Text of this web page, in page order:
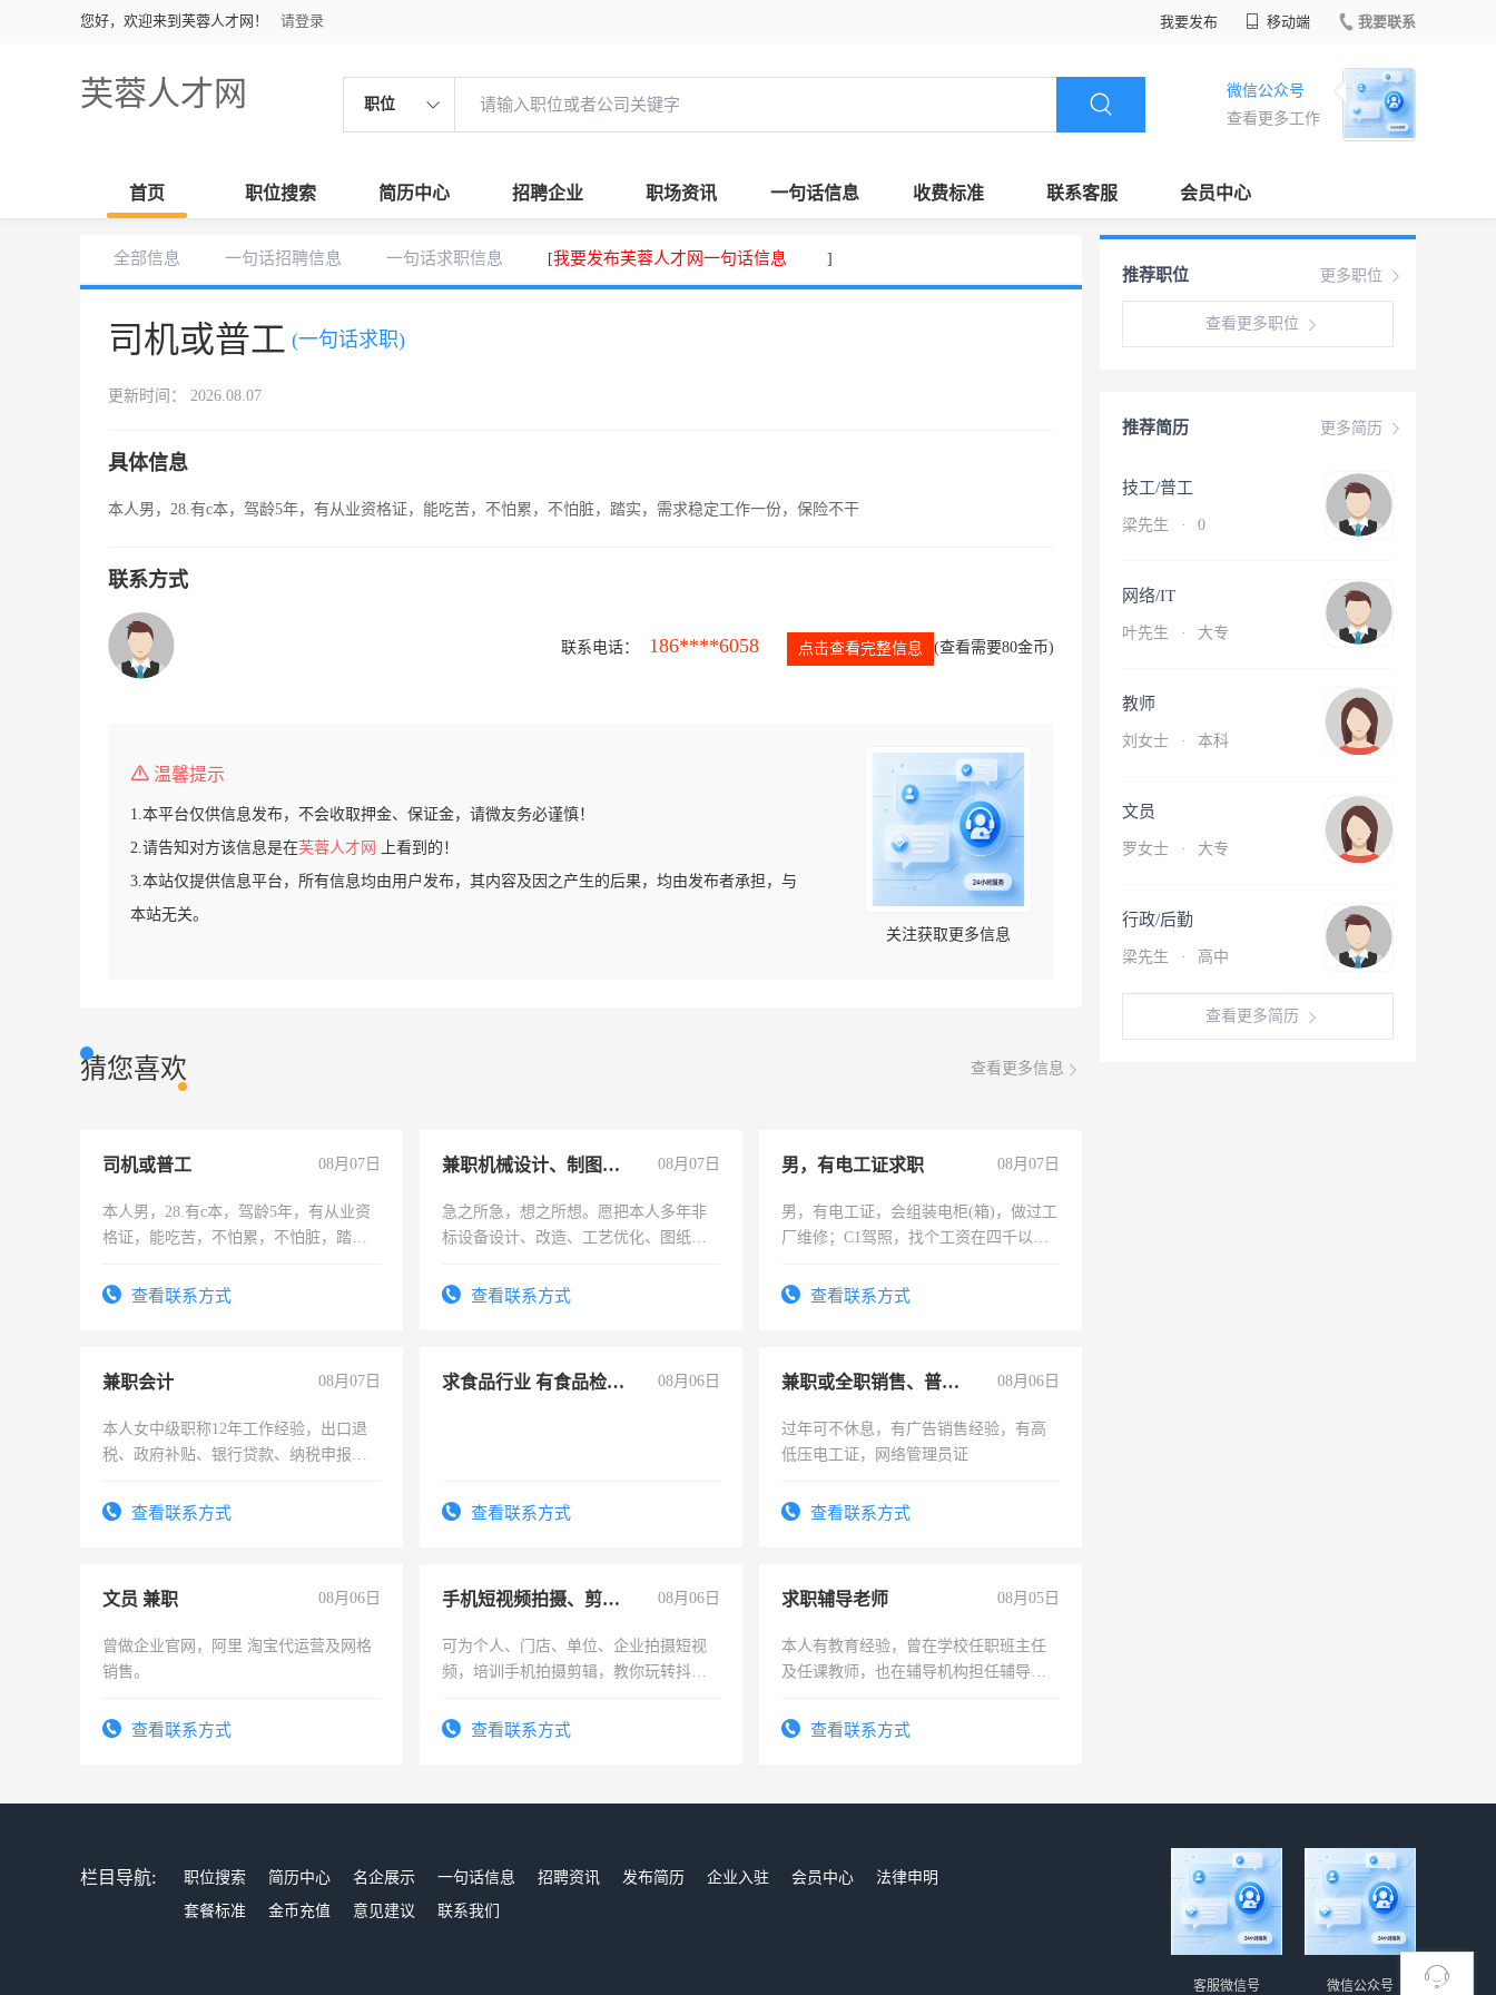
您好，欢迎来到芙蓉人才网！ 请登录 我要发布 移动端 我要联系
芙蓉人才网 职位
微信公众号
查看更多工作
首页 职位搜索 简历中心 招聘企业 职场资讯 一句话信息 收费标准 联系客服 会员中心
全部信息 一句话招聘信息 一句话求职信息 [我要发布芙蓉人才网一句话信息 ]
司机或普工 (一句话求职)
更新时间： 2026.08.07
具体信息
本人男，28.有c本，驾龄5年，有从业资格证，能吃苦，不怕累，不怕脏，踏实，需求稳定工作一份，保险不干
联系方式
联系电话： 186****6058 点击查看完整信息 (查看需要80金币)
温馨提示
1.本平台仅供信息发布，不会收取押金、保证金，请微友务必谨慎！
2.请告知对方该信息是在芙蓉人才网
上看到的！
3.本站仅提供信息平台，所有信息均由用户发布，其内容及因之产生的后果，均由发布者承担，与
本站无关。
关注获取更多信息
猜您喜欢 查看更多信息
司机或普工 08月07日
本人男，28.有c本，驾龄5年，有从业资
格证，能吃苦，不怕累，不怕脏，踏
查看联系方式
兼职机械设计、制图、设备改造 08月07日
急之所急，想之所想。愿把本人多年非
标设备设计、改造、工艺优化、图纸制
结识有识之士，共享未来。
查看联系方式
男，有电工证求职 08月07日
男，有电工证，会组装电柜(箱)，做过工
厂维修；C1驾照，找个工资在四千以
电话查看联系方式
兼职会计 08月07日
本人女中级职称12年工作经验，出口退
税、政府补贴、银行贷款、纳税申报、
务，财务咨询等业务。欲求兼职会计工
查看联系方式
求食品行业 有食品检验员三级证 08月06日
查看联系方式
兼职或全职销售、普工、维修 08月06日
过年可不休息，有广告销售经验，有高
低压电工证，网络管理员证
查看联系方式
文员 兼职 08月06日
曾做企业官网，阿里 淘宝代运营及网格
销售。
查看联系方式
手机短视频拍摄、剪辑、抖音快手 08月06日
可为个人、门店、单位、企业拍摄短视
频，培训手机拍摄剪辑，教你玩转抖音
频，培训手机拍摄剪辑，教你玩转抖
查看联系方式
求职辅导老师 08月05日
本人有教育经验，曾在学校任职班主任
及任课教师，也在辅导机构担任辅导教
查看联系方式
更多职位
推荐职位
查看更多职位
更多简历
推荐简历
技工/普工
梁先生 · 0
网络/IT
叶先生 · 大专
教师
刘女士 · 本科
文员
罗女士 · 大专
行政/后勤
梁先生 · 高中
查看更多简历
栏目导航: 职位搜索 简历中心 名企展示 一句话信息 招聘资讯 发布简历 企业入驻 会员中心
法律申明
套餐标准
金币充值 意见建议 联系我们
微信公众号
客服微信号